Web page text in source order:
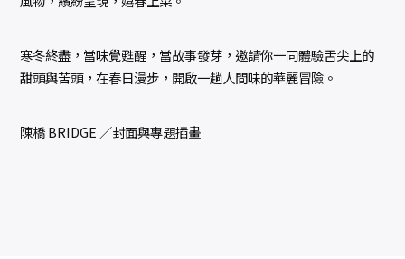
寒冬終盡，當味覺甦醒，當故事發芽，邀請你一同體驗舌尖上的
甜頭與苦頭，在春日漫步，開啟一趟人間味的華麗冒險。
陳橋 BRIDGE ／封面與專題插畫